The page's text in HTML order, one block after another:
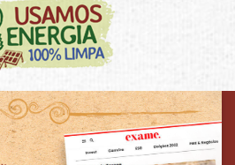
e Contatos